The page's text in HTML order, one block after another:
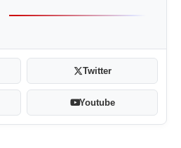
Twitter
Youtube